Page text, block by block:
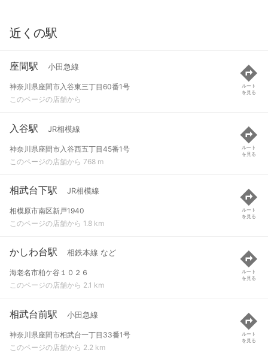
近くの駅
座間駅 小田急線
神奈川県座間市入谷東三丁目60番1号
このページの店舗から
ルート
を見る
入谷駅 JR相模線
神奈川県座間市入谷西五丁目45番1号
このページの店舗から 768 m
ルート
を見る
相武台下駅 JR相模線
相模原市南区新戸1940
このページの店舗から 1.8 km
ルート
を見る
かしわ台駅 相鉄本線 など
海老名市柏ケ谷１０２６
このページの店舗から 2.1 km
ルート
を見る
相武台前駅 小田急線
神奈川県座間市相武台一丁目33番1号
このページの店舗から 2.2 km
ルート
を見る